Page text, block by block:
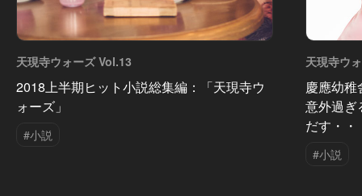
天現寺ウォーズ Vol.13
2018上半期ヒット小説総集編：「天現寺ウ
ォーズ」
#小説
天現寺ウ
慶應幼
意外過ぎ
だす・・
#小説